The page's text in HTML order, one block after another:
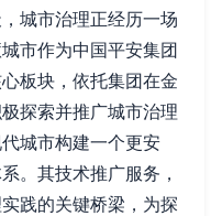
城市治理正经历一场
市作为中国平安集团
板块，依托集团在金
探索并推广城市治理
城市构建一个更安
。其技术推广服务，
践的关键桥梁，为探